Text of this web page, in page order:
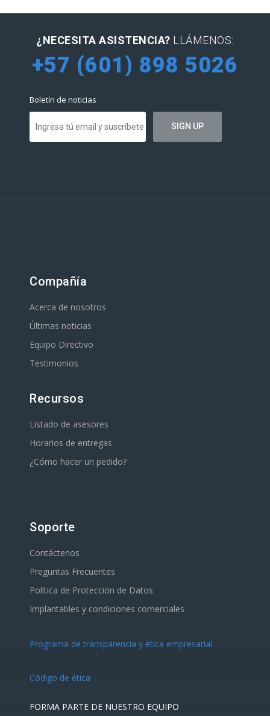
¿NECESITA ASISTENCIA? LLÁMENOS:
+57 (601) 898 5026
Boletín de noticias
Compañía
Acerca de nosotros
Últimas noticias
Equipo Directivo
Testimonios
Recursos
Listado de asesores
Horarios de entregas
¿Cómo hacer un pedido?
Soporte
Contáctenos
Preguntas Frecuentes
Política de Protección de Datos
Implantables y condiciones comerciales
Programa de transparencia y ética empresarial
Código de ética
FORMA PARTE DE NUESTRO EQUIPO